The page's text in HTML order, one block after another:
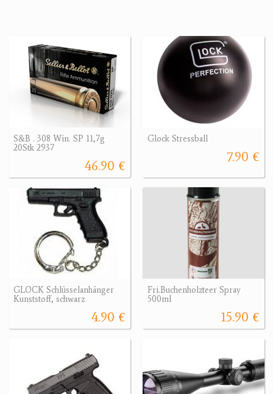
S&B . 308 Win. SP 11,7g
20Stk 2937
46.90 €
Glock Stressball
7.90 €
GLOCK Schlüsselanhänger
Kunststoff, schwarz
4.90 €
Fri.Buchenholzteer Spray
500ml
15.90 €